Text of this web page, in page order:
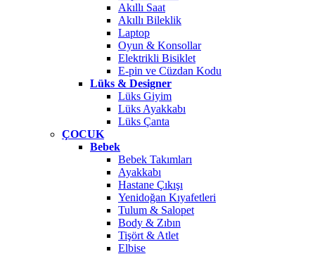
Akıllı Saat
Akıllı Bileklik
Laptop
Oyun & Konsollar
Elektrikli Bisiklet
E-pin ve Cüzdan Kodu
Lüks & Designer
Lüks Giyim
Lüks Ayakkabı
Lüks Çanta
ÇOCUK
Bebek
Bebek Takımları
Ayakkabı
Hastane Çıkışı
Yenidoğan Kıyafetleri
Tulum & Salopet
Body & Zıbın
Tişört & Atlet
Elbise